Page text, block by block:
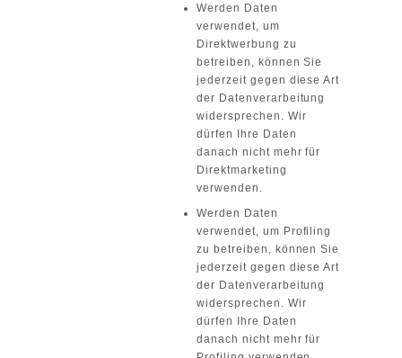
Werden Daten
verwendet, um
Direktwerbung zu
betreiben, können Sie
jederzeit gegen diese Art
der Datenverarbeitung
widersprechen. Wir
dürfen Ihre Daten
danach nicht mehr für
Direktmarketing
verwenden.
Werden Daten
verwendet, um Profiling
zu betreiben, können Sie
jederzeit gegen diese Art
der Datenverarbeitung
widersprechen. Wir
dürfen Ihre Daten
danach nicht mehr für